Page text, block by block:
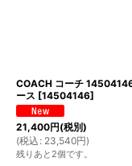
COACH コーチ
ース [14504146]
21,400円(税別)
(税込 : 23,540円)
残りあと2個です。